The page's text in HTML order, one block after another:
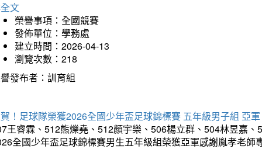
文
榮譽事項：全國競賽
發佈單位：學務處
建立時間：2026-04-13
瀏覽次數：218
發布者：訓育組
！足球隊榮獲2026全國少年盃足球錦標賽 五年級男子組 亞軍
王睿霖、512熊爍堯、512顏宇樂、506楊立群、504林昱嘉
全國少年盃足球錦標賽男生五年級組榮獲亞軍感謝胤孝老師